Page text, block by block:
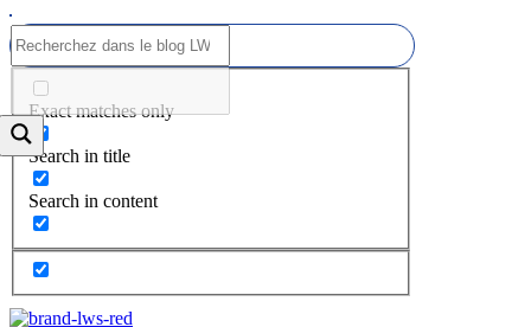
Exact matches only
Search in title
Search in content